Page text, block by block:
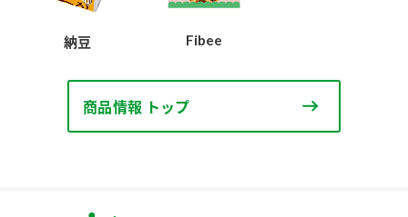
納豆 Fibee
商品情報 トップ